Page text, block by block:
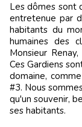
Les dômes sont
entretenue par
habitants du
humaines des
Monsieur
Ces Gardiens
domaine,
#3. Nous
qu'un souvenir,
ses habitants.